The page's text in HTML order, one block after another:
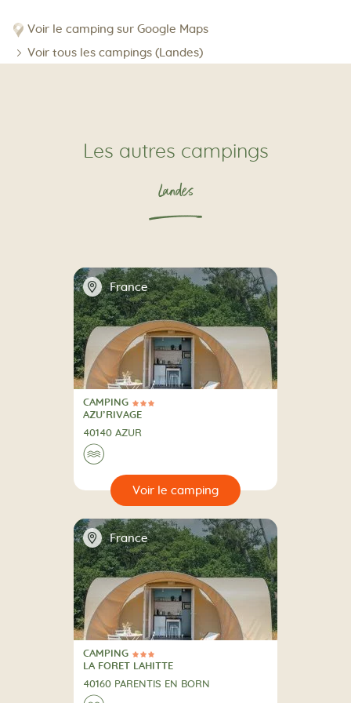
Voir le camping sur Google Maps
Voir tous les campings (Landes)
Les autres campings
Landes
📍 France
3 Étoiles
CAMPING
CAMPING
AZU’RIVAGE
40140 AZUR
Au bord de l'eau
🌊
📍 France
3 Étoiles
CAMPING
CAMPING
LA FORET LAHITTE
40160 PARENTIS EN BORN